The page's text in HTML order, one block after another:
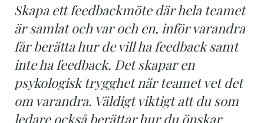
Skapa ett feedbackmöte där hela teamet
är samlat och var och en, inför varandra
får berätta hur de vill ha feedback samt
inte ha feedback. Det skapar en
psykologisk trygghet när teamet vet det
om varandra. Väldigt viktigt att du som
ledare också berättar hur du önskar